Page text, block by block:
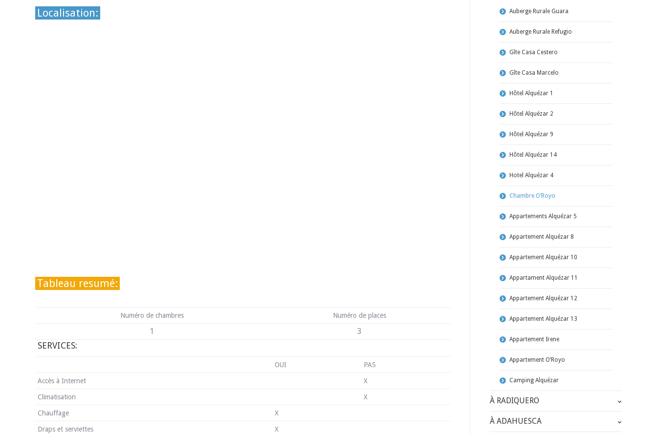
Localisation:
Tableau resumé:
Numéro de chambres Numéro de places
1 3
SERVICES:
OUI PAS
Accès à Internet X
Climatisation X
Chauffage X
Draps et serviettes X
Auberge Rurale Guara
Auberge Rurale Refugio
Gîte Casa Cestero
Gîte Casa Marcelo
Hôtel Alquézar 1
Hôtel Alquézar 2
Hôtel Alquézar 9
Hôtel Alquézar 14
Hotel Alquézar 4
Chambre O’Royo
Appartements Alquézar 5
Appartement Alquézar 8
Appartement Alquézar 10
Appartament Alquézar 11
Appartement Alquézar 12
Appartement Alquézar 13
Appartement Irene
Appartement O’Royo
Camping Alquézar
À RADIQUERO
À ADAHUESCA